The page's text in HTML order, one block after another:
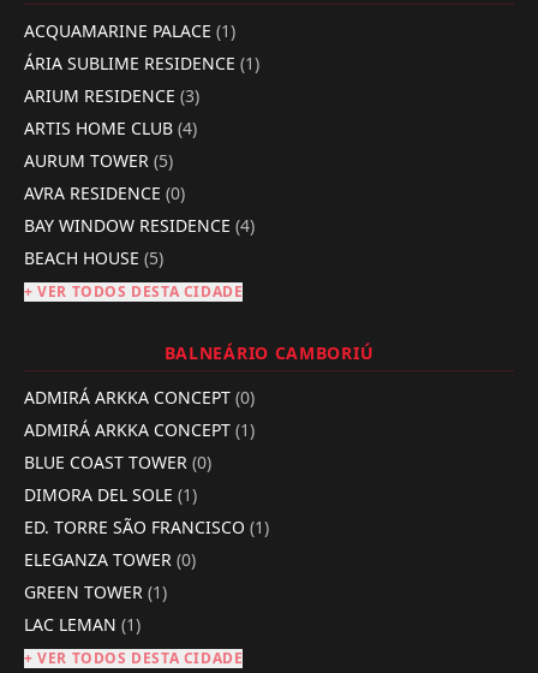
ACQUAMARINE PALACE (1)
ÁRIA SUBLIME RESIDENCE (1)
ARIUM RESIDENCE (3)
ARTIS HOME CLUB (4)
AURUM TOWER (5)
AVRA RESIDENCE (0)
BAY WINDOW RESIDENCE (4)
BEACH HOUSE (5)
+ VER TODOS DESTA CIDADE
BALNEÁRIO CAMBORIÚ
ADMIRÁ ARKKA CONCEPT (0)
ADMIRÁ ARKKA CONCEPT (1)
BLUE COAST TOWER (0)
DIMORA DEL SOLE (1)
ED. TORRE SÃO FRANCISCO (1)
ELEGANZA TOWER (0)
GREEN TOWER (1)
LAC LEMAN (1)
+ VER TODOS DESTA CIDADE